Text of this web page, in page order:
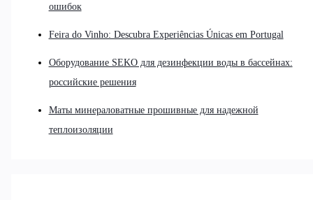
ошибок
Feira do Vinho: Descubra Experiências Únicas em Portugal
Оборудование SEKO для дезинфекции воды в бассейнах:
российские решения
Маты минераловатные прошивные для надежной
теплоизоляции